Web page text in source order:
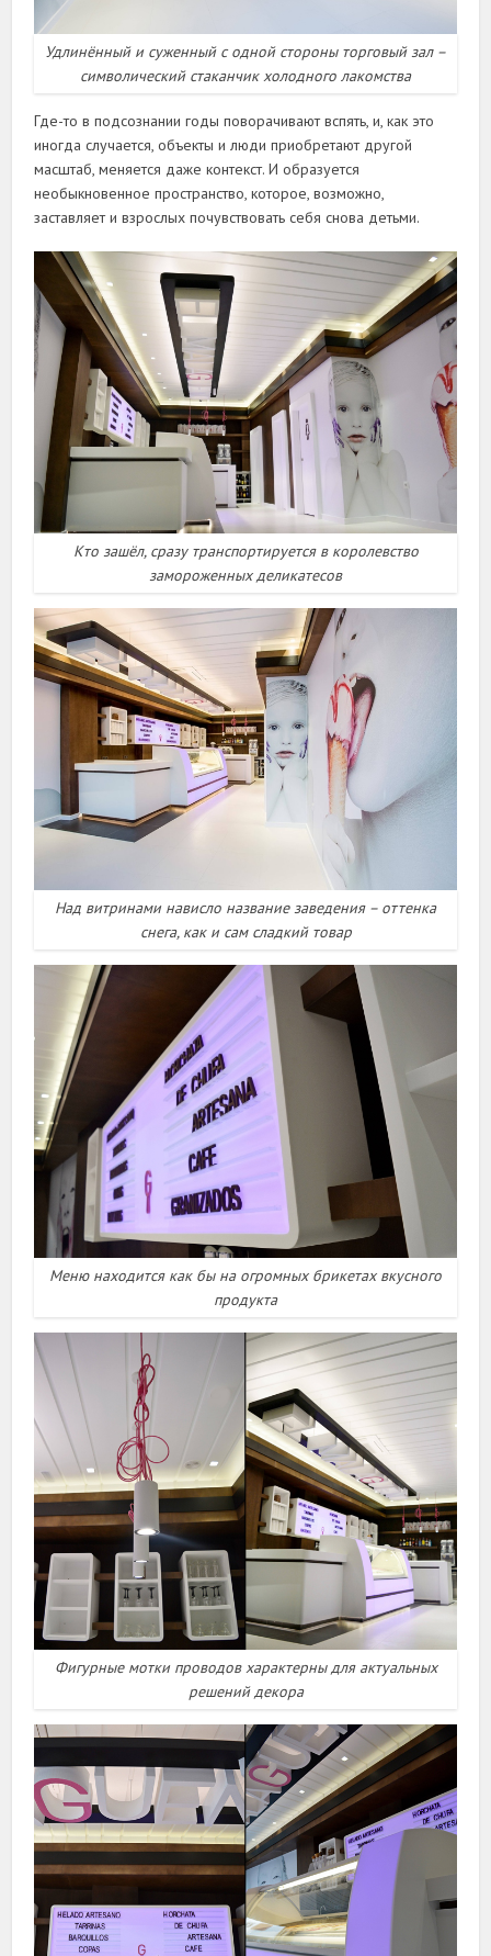
Удлинённый и суженный с одной стороны торговый зал –
символический стаканчик холодного лакомства
Где-то в подсознании годы поворачивают вспять, и, как это
иногда случается, объекты и люди приобретают другой
масштаб, меняется даже контекст. И образуется
необыкновенное пространство, которое, возможно,
заставляет и взрослых почувствовать себя снова детьми.
Кто зашёл, сразу транспортируется в королевство
замороженных деликатесов
Над витринами нависло название заведения – оттенка
снега, как и сам сладкий товар
Меню находится как бы на огромных брикетах вкусного
продукта
Фигурные мотки проводов характерны для актуальных
решений декора